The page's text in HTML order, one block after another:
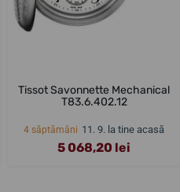
Tissot Savonnette Mechanical
T83.6.402.12
4 săptămâni 11. 9. la tine acasă
5 068,20 lei